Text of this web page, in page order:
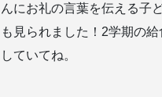
んにお礼の言葉を伝える子
も見られました！2学期の
していてね。